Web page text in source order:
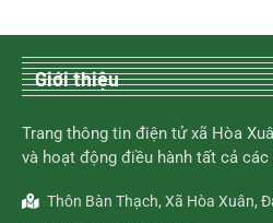
Giới thiệu
Trang thông tin điện tử xã Hòa
và hoạt động điều hành tất cả
Thôn Bàn Thạch, Xã Hòa Xuân,